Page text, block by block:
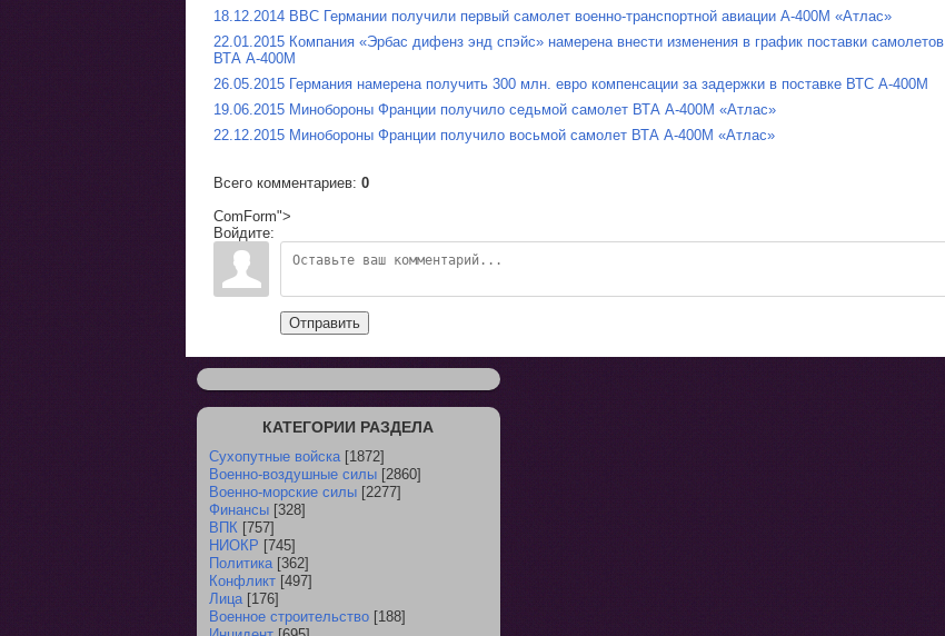
18.12.2014 ВВС Германии получили первый самолет военно-транспортной авиации A-400M «Атлас»
22.01.2015 Компания «Эрбас дифенз энд спэйс» намерена внести изменения в график поставки самолетов
ВТА A-400M
26.05.2015 Германия намерена получить 300 млн. евро компенсации за задержки в поставке ВТС A-400M
19.06.2015 Минобороны Франции получило седьмой самолет ВТА A-400M «Атлас»
22.12.2015 Минобороны Франции получило восьмой самолет ВТА A-400M «Атлас»
Всего комментариев: 0
ComForm">
Войдите:
Отправить
КАТЕГОРИИ РАЗДЕЛА
Сухопутные войска [1872]
Военно-воздушные силы [2860]
Военно-морские силы [2277]
Финансы [328]
ВПК [757]
НИОКР [745]
Политика [362]
Конфликт [497]
Лица [176]
Военное строительство [188]